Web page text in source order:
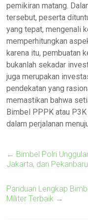
pemikiran matang.
tersebut, peserta
yang tepat, mengenali
memperhitungkan
karena itu, pembuatan
bukanlah sekadar
juga merupakan
pendekatan yang
memastikan bahwa
Bimbel PPPK atau
dalam perjalanan
← Bimbel Polri
Jakarta, dan Pekanbaru
Panduan Lengkap
Militer Terbaik →